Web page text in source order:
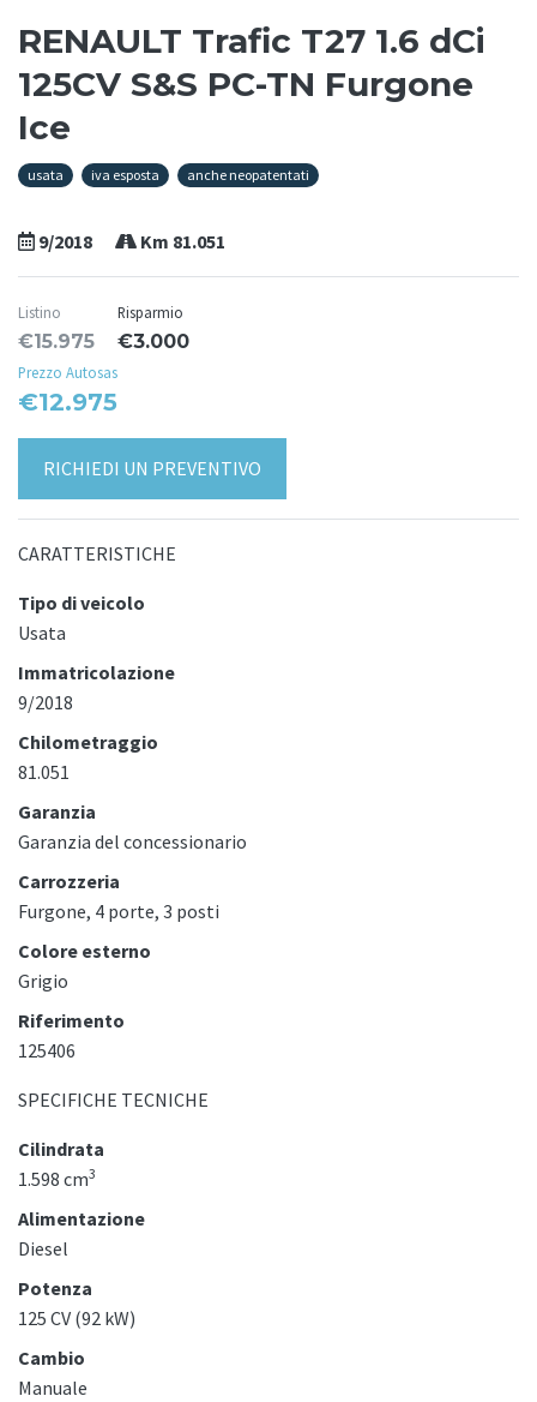
RENAULT Trafic T27 1.6 dCi
125CV S&S PC-TN Furgone
Ice
usata iva esposta anche neopatentati
9/2018 Km 81.051
Listino
€15.975
Risparmio
€3.000
Prezzo Autosas
€12.975
RICHIEDI UN PREVENTIVO
CARATTERISTICHE
Tipo di veicolo
Usata
Immatricolazione
9/2018
Chilometraggio
81.051
Garanzia
Garanzia del concessionario
Carrozzeria
Furgone, 4 porte, 3 posti
Colore esterno
Grigio
Riferimento
125406
SPECIFICHE TECNICHE
Cilindrata
1.598 cm3
Alimentazione
Diesel
Potenza
125 CV (92 kW)
Cambio
Manuale